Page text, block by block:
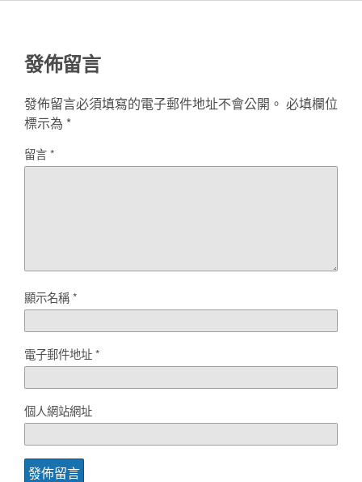
發佈留言
發佈留言必須填寫的電子郵件地址不會公開。 必填欄位
標示為 *
留言*
顯示名稱*
電子郵件地址*
個人網站網址